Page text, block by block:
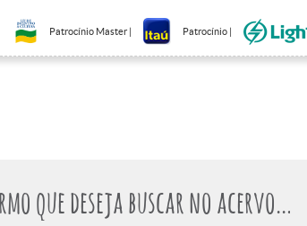
Patrocínio Master | Patrocínio |